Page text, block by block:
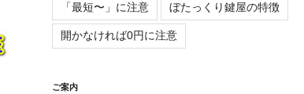
「最短〜」に注意 ぼたっくり鍵屋の特徴
開かなければ0円に注意
ご案内